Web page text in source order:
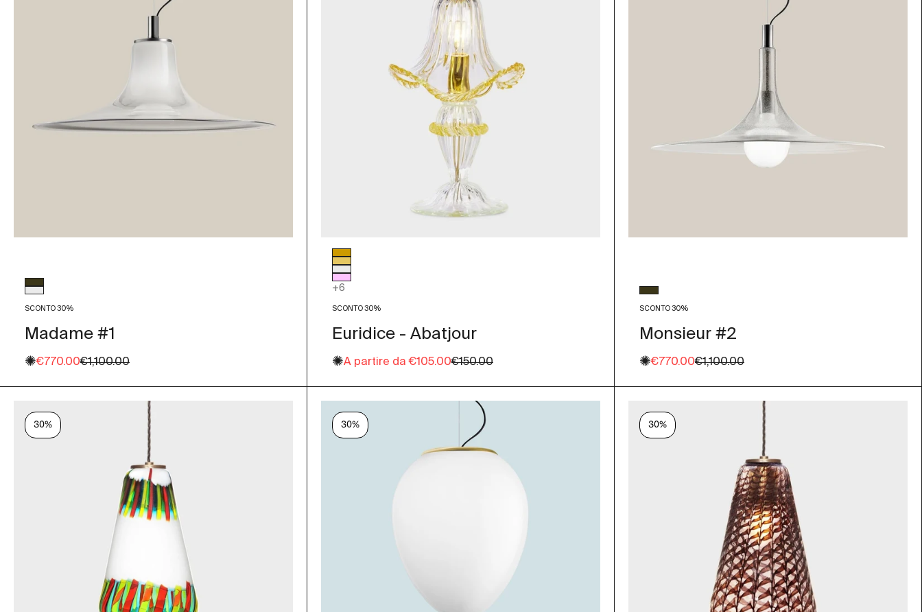
Colore vetro
Fumé
Trasparente
SCONTO 30%
Madame #1
✺Prezzo scontato
€770.00Prezzo
€1,100.00
Colore vetro
Ambra
Foglia Oro
Trasparente
Rosa
+6
SCONTO 30%
Euridice - Abatjour
✺Prezzo scontato
A partire da€105.00Prezzo
€150.00
Colore vetro
Fumé
SCONTO 30%
Monsieur #2
✺Prezzo scontato
€770.00Prezzo
€1,100.00
30% 30% 30%